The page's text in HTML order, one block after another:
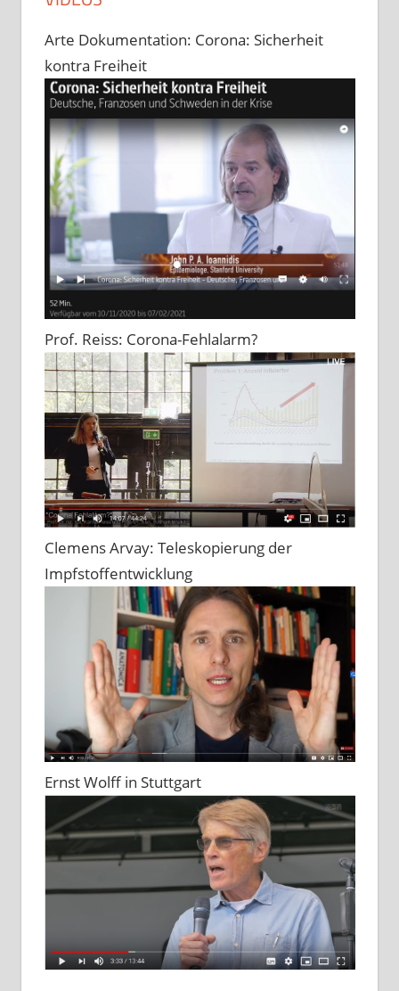
Arte Dokumentation: Corona: Sicherheit
kontra Freiheit
Prof. Reiss: Corona-Fehlalarm?
Clemens Arvay: Teleskopierung der
Impfstoffentwicklung
Ernst Wolff in Stuttgart